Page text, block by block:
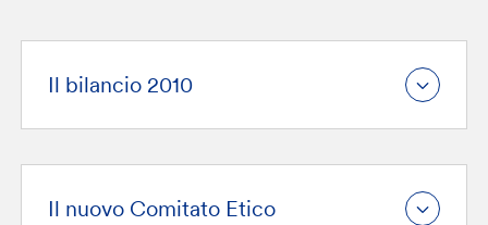
Il bilancio 2010
Il nuovo Comitato Etico